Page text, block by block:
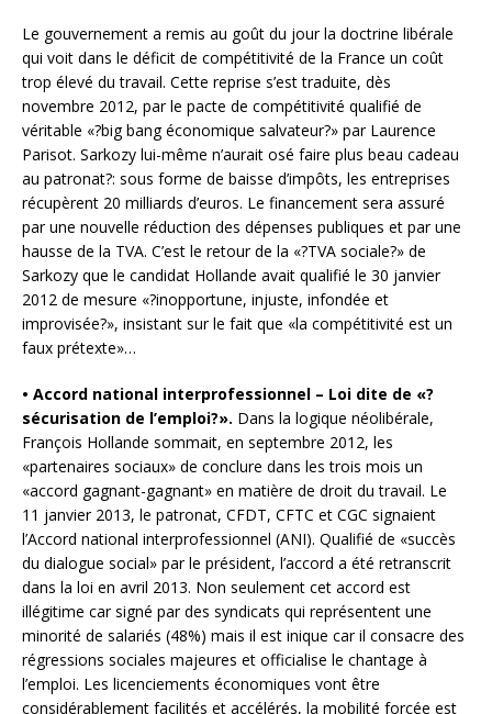
Le gouvernement a remis au goût du jour la doctrine libérale
qui voit dans le déficit de compétitivité de la France un coût
trop élevé du travail. Cette reprise s’est traduite, dès
novembre 2012, par le pacte de compétitivité qualifié de
véritable «?big bang économique salvateur?» par Laurence
Parisot. Sarkozy lui-même n’aurait osé faire plus beau cadeau
au patronat?: sous forme de baisse d’impôts, les entreprises
récupèrent 20 milliards d’euros. Le financement sera assuré
par une nouvelle réduction des dépenses publiques et par une
hausse de la TVA. C’est le retour de la «?TVA sociale?» de
Sarkozy que le candidat Hollande avait qualifié le 30 janvier
2012 de mesure «?inopportune, injuste, infondée et
improvisée?», insistant sur le fait que «la compétitivité est un
faux prétexte»…
• Accord national interprofessionnel – Loi dite de «?
sécurisation de l’emploi?». Dans la logique néo­libérale,
François Hollande sommait, en septembre 2012, les
«partenaires sociaux» de conclure dans les trois mois un
«accord gagnant-gagnant» en matière de droit du travail. Le
11 janvier 2013, le patronat, CFDT, CFTC et CGC signaient
l’Accord national interprofessionnel (ANI). Qualifié de «succès
du dialogue social» par le président, l’accord a été retranscrit
dans la loi en avril 2013. Non seulement cet accord est
illégitime car signé par des syndicats qui représentent une
minorité de salariés (48%) mais il est inique car il consacre des
régressions sociales majeures et officialise le chantage à
l’emploi. Les licenciements économiques vont être
considérablement facilités et accélérés, la mobilité forcée est